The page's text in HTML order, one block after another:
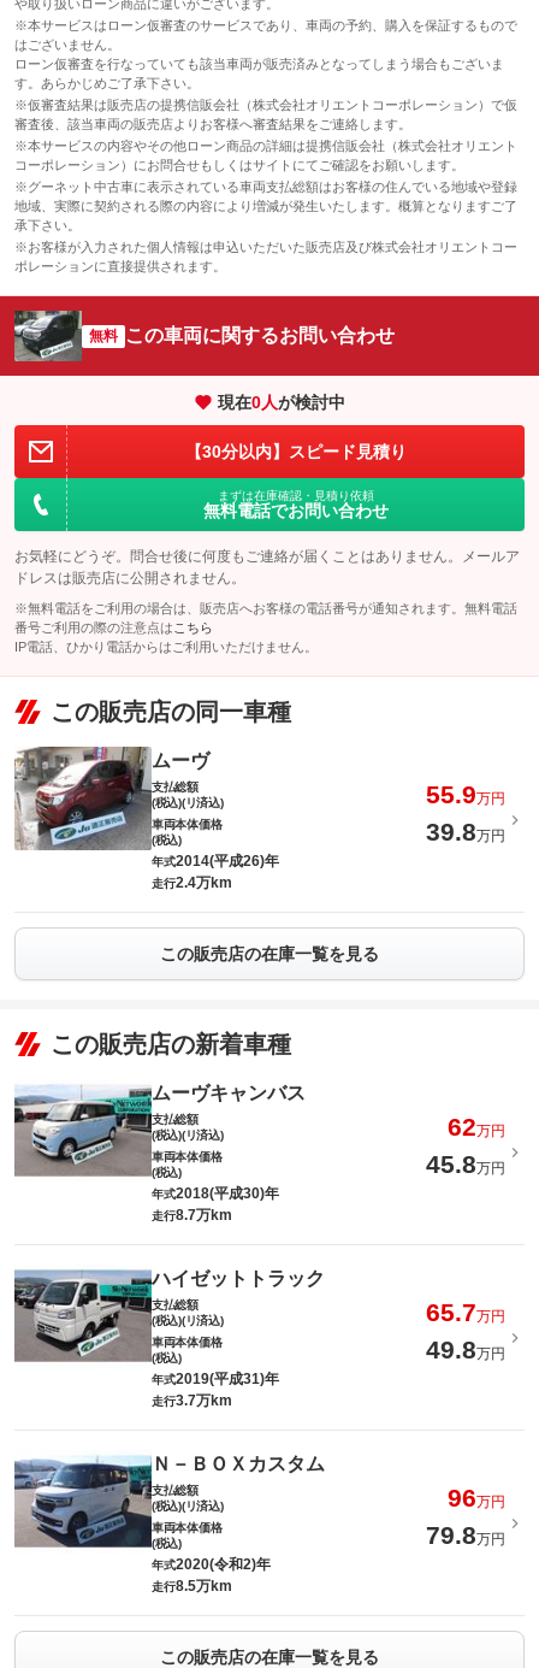
や取り扱いローン商品に違いがございます。
※本サービスはローン仮審査のサービスであり、車両の予約、購入を保証するもので
はございません。
ローン仮審査を行なっていても該当車両が販売済みとなってしまう場合もございま
す。あらかじめご了承下さい。
※仮審査結果は販売店の提携信販会社（株式会社オリエントコーポレーション）で仮
審査後、該当車両の販売店よりお客様へ審査結果をご連絡します。
※本サービスの内容やその他ローン商品の詳細は提携信販会社（株式会社オリエント
コーポレーション）にお問合せもしくはサイトにてご確認をお願いします。
※グーネット中古車に表示されている車両支払総額はお客様の住んでいる地域や登録
地域、実際に契約される際の内容により増減が発生いたします。概算となりますご了
承下さい。
※お客様が入力された個人情報は申込いただいた販売店及び株式会社オリエントコー
ポレーションに直接提供されます。
無料 この車両に関するお問い合わせ
現在0人が検討中
【30分以内】スピード見積り
まずは在庫確認・見積り依頼
無料電話でお問い合わせ
お気軽にどうぞ。問合せ後に何度もご連絡が届くことはありません。メールア
ドレスは販売店に公開されません。
※無料電話をご利用の場合は、販売店へお客様の電話番号が通知されます。無料電話
番号ご利用の際の注意点は こちら
IP電話、ひかり電話からはご利用いただけません。
この販売店の同一車種
ムーヴ
支払総額
(税込)(リ済込)
55.9万円
車両本体価格
(税込)
39.8万円
年式2014(平成26)年
走行2.4万km
この販売店の在庫一覧を見る
この販売店の新着車種
ムーヴキャンバス
支払総額
(税込)(リ済込)
62万円
車両本体価格
(税込)
45.8万円
年式2018(平成30)年
走行8.7万km
ハイゼットトラック
支払総額
(税込)(リ済込)
65.7万円
車両本体価格
(税込)
49.8万円
年式2019(平成31)年
走行3.7万km
Ｎ－ＢＯＸカスタム
支払総額
(税込)(リ済込)
96万円
車両本体価格
(税込)
79.8万円
年式2020(令和2)年
走行8.5万km
この販売店の在庫一覧を見る